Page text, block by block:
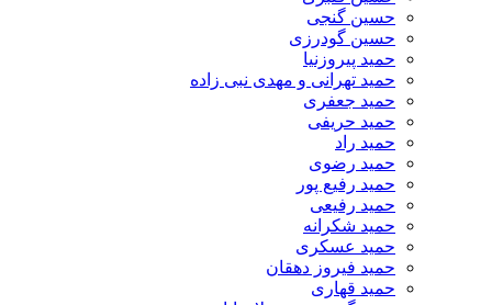
حسین گنجی
حسین گودرزی
حمید پیروزنیا
حمید تهرانی و مهدی نبی زاده
حمید جعفری
حمید حریفی
حمید راد
حمید رضوی
حمید رفیع پور
حمید رفیعی
حمید شکرانه
حمید عسکری
حمید فیروز دهقان
حمید قهاری